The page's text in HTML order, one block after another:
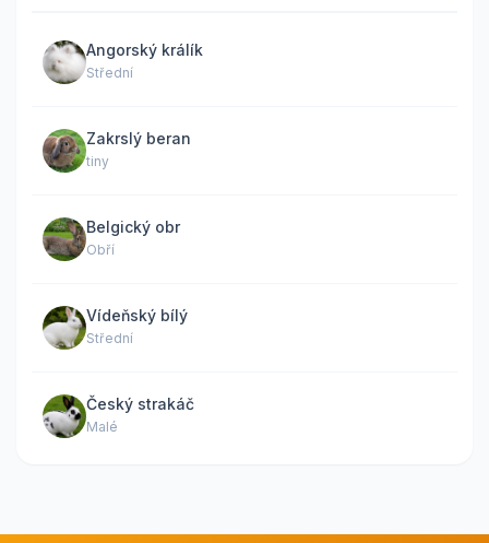
Angorský králík
Střední
Zakrslý beran
tiny
Belgický obr
Obří
Vídeňský bílý
Střední
Český strakáč
Malé